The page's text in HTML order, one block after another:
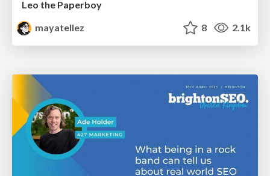
Leo the Paperboy
mayatellez
8 2.1k